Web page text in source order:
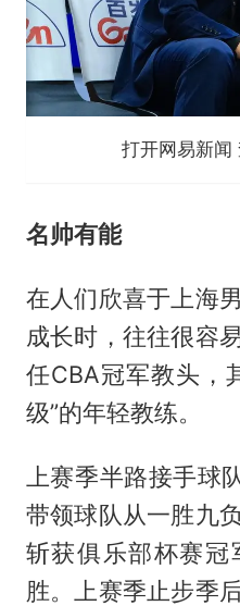
打开网易新闻
名帅有能
在人们欣喜于上海
成长时，往往很容
任CBA冠军教头，
级”的年轻教练。
上赛季半路接手球
带领球队从一胜九
斩获俱乐部杯赛冠
胜。上赛季止步季